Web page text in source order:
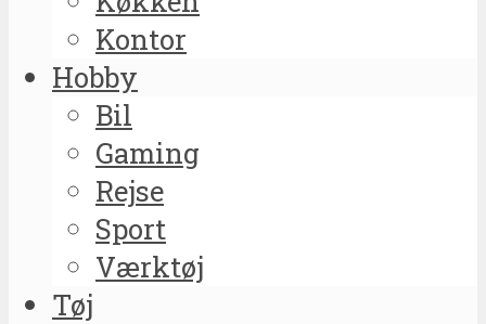
Kontor
Hobby
Bil
Gaming
Rejse
Sport
Værktøj
Tøj